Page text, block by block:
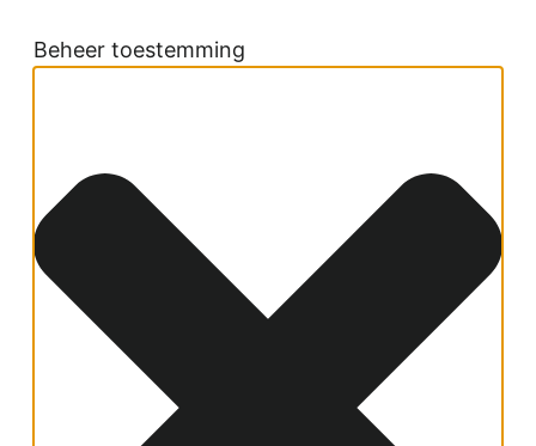
Beheer toestemming